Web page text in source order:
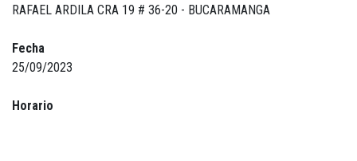
RAFAEL ARDILA CRA 19 # 36-20 - BUCARAMANGA
Fecha
25/09/2023
Horario